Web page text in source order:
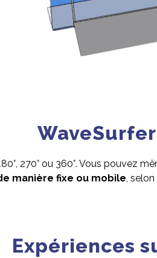
270° ou 360°. Vous pouvez
manière fixe ou mobile,
Expériences